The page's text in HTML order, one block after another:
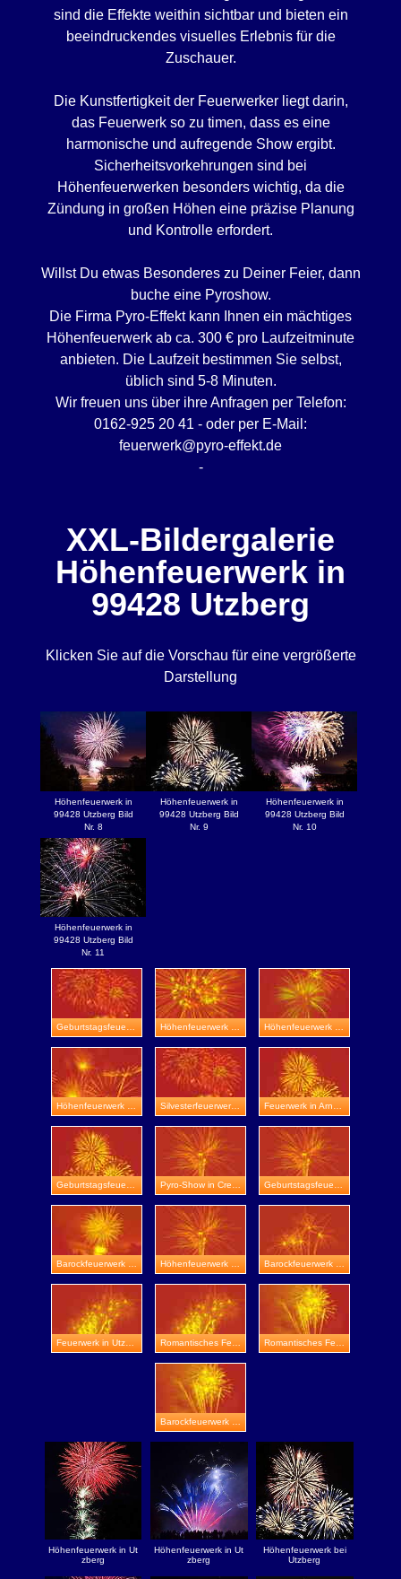
sind die Effekte weithin sichtbar und bieten ein
beeindruckendes visuelles Erlebnis für die
Zuschauer.
Die Kunstfertigkeit der Feuerwerker liegt darin,
das Feuerwerk so zu timen, dass es eine
harmonische und aufregende Show ergibt.
Sicherheitsvorkehrungen sind bei
Höhenfeuerwerken besonders wichtig, da die
Zündung in großen Höhen eine präzise Planung
und Kontrolle erfordert.
Willst Du etwas Besonderes zu Deiner Feier, dann
buche eine Pyroshow.
Die Firma Pyro-Effekt kann Ihnen ein mächtiges
Höhenfeuerwerk ab ca. 300 € pro Laufzeitminute
anbieten. Die Laufzeit bestimmen Sie selbst,
üblich sind 5-8 Minuten.
Wir freuen uns über ihre Anfragen per Telefon:
0162-925 20 41 - oder per E-Mail:
feuerwerk@pyro-effekt.de
-
XXL-Bildergalerie
Höhenfeuerwerk in
99428 Utzberg
Klicken Sie auf die Vorschau für eine vergrößerte
Darstellung
Höhenfeuerwerk in
99428 Utzberg Bild
Nr. 8
Höhenfeuerwerk in
99428 Utzberg Bild
Nr. 9
Höhenfeuerwerk in
99428 Utzberg Bild
Nr. 10
Höhenfeuerwerk in
99428 Utzberg Bild
Nr. 11
Geburtstagsfeuerwerk in Bad Frankenhausen Höhenfeuerwerk in Stadtroda Höhenfeuerwerk in Schloss Herrenbreitungen
Höhenfeuerwerk in Sömmerda Silvesterfeuerwerk in Talsperre Heyda Feuerwerk in Arnstadt
Geburtstagsfeuerwerk in Schloss Wilhelmsburg Pyro-Show in Creuzburg Geburtstagsfeuerwerk in Sondershausen
Barockfeuerwerk in Burg Greifenstein Höhenfeuerwerk in Weimar Barockfeuerwerk in Kleinfahner
Feuerwerk in Utzberg Romantisches Feuerwerk in Veste Wachsenburg Romantisches Feuerwerk in Schmölln
Barockfeuerwerk in Ohrdruf
Höhenfeuerwerk in Ut
zberg
Höhenfeuerwerk in Ut
zberg
Höhenfeuerwerk bei
Utzberg